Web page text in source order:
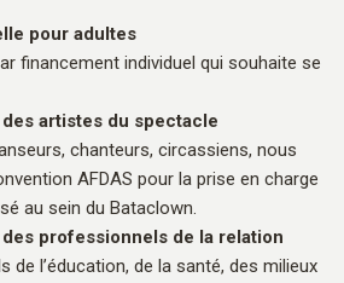
pour adultes
financement individuel qui souhaite se
artistes du spectacle
chanteurs, circassiens, nous
AFDAS pour la prise en charge
au sein du Bataclown.
professionnels de la relation
de l’éducation, de la santé, des milieux